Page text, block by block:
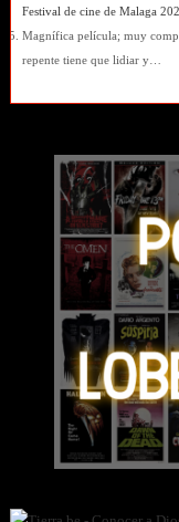
Festival de cine de Malaga
Magnífica película; muy
repente tiene que lidiar y…